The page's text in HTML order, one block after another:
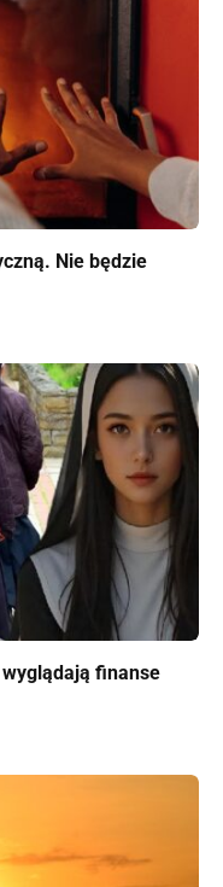
Nie będzie
finanse